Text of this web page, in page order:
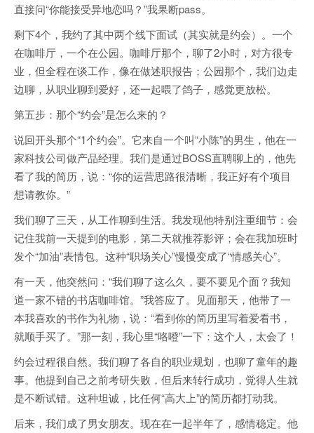
直接问“你能接受异地恋吗？”我果断pass。
剩下4个，我约了其中两个线下面试（其实就是约会）。一个
在咖啡厅，一个在公园。咖啡厅那个，聊了2小时，对方很专
业，但全程在谈工作，像在做述职报告；公园那个，我们边走
边聊，从职业聊到爱好，还一起喂了鸽子，感觉更放松。
第五步：那个“约会”是怎么来的？
说回开头那个“1个约会”。它来自一个叫“小陈”的男生，他在一
家科技公司做产品经理。我们是通过BOSS直聘聊上的，他先
看了我的简历，说：“你的运营思路很清晰，我正好有个项目
想请教你。”
我们聊了三天，从工作聊到生活。我发现他特别注重细节：会
记住我前一天提到的电影，第二天就推荐影评；会在我加班时
发个“加油”表情包。这种“职场关心”慢慢变成了“情感关心”。
有一天，他突然问：“我们聊了这么久，要不要见个面？我知
道一家不错的书店咖啡馆。”我答应了。见面那天，他带了一
本我喜欢的书作为礼物，说：“看到你的简历里写着爱看书，
就顺手买了。”那一刻，我心里“咯噔”一下：这个人，太会了！
约会过程很自然。我们聊了各自的职业规划，也聊了童年的趣
事。他提到自己之前考研失败，但后来转行成功，觉得人生就
是不断试错。这种坦诚，比任何“高大上”的简历都打动我。
后来，我们成了男女朋友。现在在一起半年了，感情稳定。他